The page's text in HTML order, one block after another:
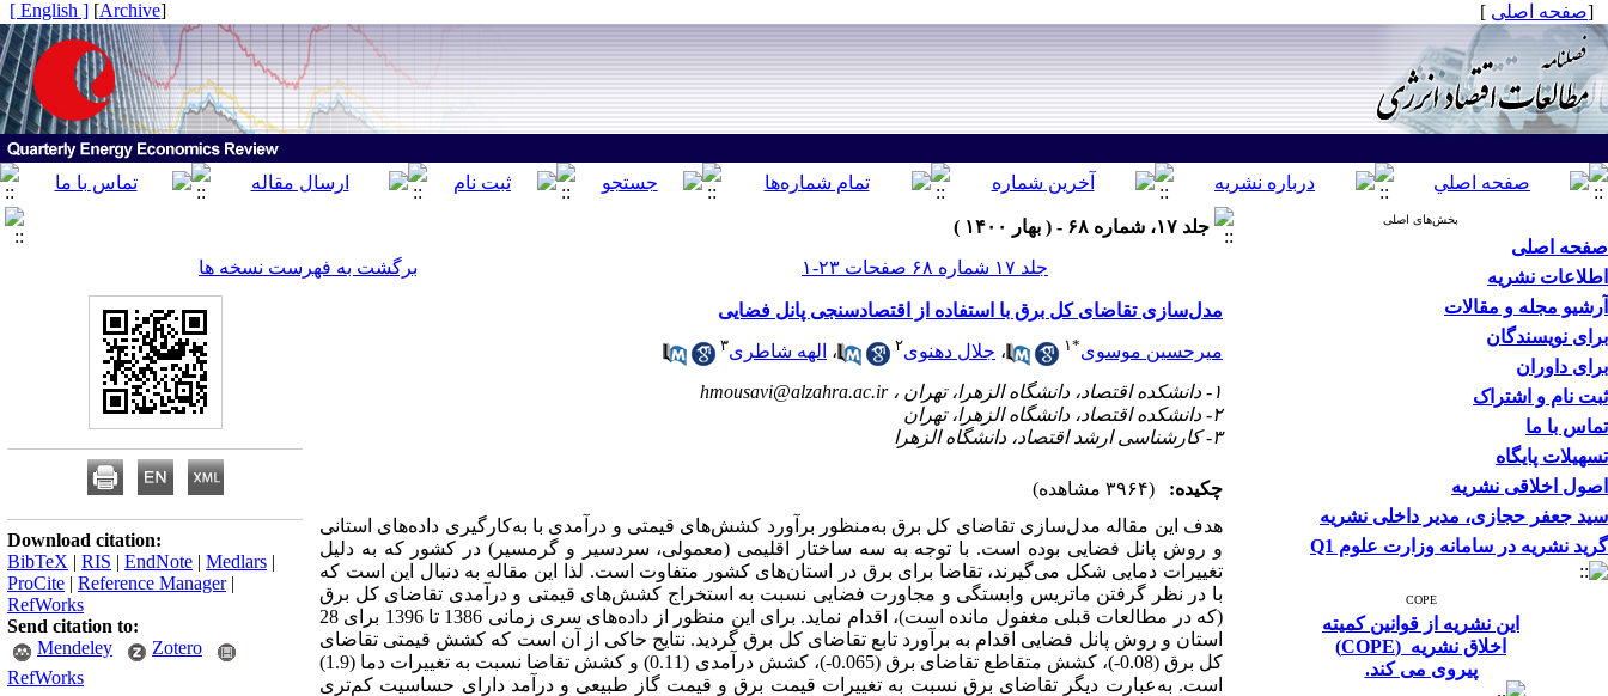
[صفحه اصلی ]
[
Archive
]
[ English ]
بخش‌های اصلی
صفحه اصلی
اطلاعات نشریه
آرشیو مجله و مقالات
برای نویسندگان
برای داوران
ثبت نام و اشتراک
تماس با ما
تسهیلات پایگاه
اصول اخلاقی نشریه
سید جعفر حجازی، مدیر داخلی نشریه
گرید نشریه در سامانه وزارت علوم Q1
COPE
این نشریه از قوانین کمیته
اخلاق نشریه (COPE)
پیروی می کند.
جلد ۱۷، شماره ۶۸ - ( بهار ۱۴۰۰ )
جلد ۱۷ شماره ۶۸ صفحات ۲۳-۱
برگشت به فهرست نسخه ها
مدل‌سازی تقاضای کل برق با استفاده از اقتصادسنجی پانل فضایی
میرحسین موسوی*۱ ، جلال دهنوی۲ ، الهه شاطری۳
۱- دانشکده اقتصاد، دانشگاه الزهرا، تهران ،
hmousavi@alzahra.ac.ir
۲- دانشکده اقتصاد، دانشگاه الزهرا، تهران
۳- کارشناسی ارشد اقتصاد، دانشگاه الزهرا
چکیده:
(۳۹۶۴ مشاهده)
هدف این مقاله مدل‌سازی تقاضای کل برق به‌منظور برآورد کشش‌های قیمتی و درآمدی با به‌کارگیری دادههای استانی
و روش پانل فضایی بوده است. با توجه به سه ساختار اقلیمی (معمولی، سردسیر و گرمسیر) در کشور که به دلیل
تغییرات دمایی شکل میگیرند، تقاضا برای برق در استانهای کشور متفاوت است. لذا این مقاله به دنبال این است که
با در نظر گرفتن ماتریس وابستگی و مجاورت فضایی نسبت به استخراج کششهای قیمتی و درآمدی تقاضای کل برق
(که در مطالعات قبلی مغفول مانده است)، اقدام نماید. برای این منظور از داده
های سری زمانی 1386 تا 1396 برای 28
استان و روش پانل فضایی اقدام به برآورد تابع تقاضای کل برق گردید. نتایج حاکی از آن است که کشش قیمتی تقاضای
کل برق (0.08-)، کشش متقاطع تقاضای برق (0.065-)، کشش درآمدی (0.11) و کشش تقاضا نسبت به تغییرات دما (1.9)
است. به‌عبارت دیگر تقاضای برق نسبت به تغییرات قیمت برق و قیمت گاز طبیعی و درآمد دارای حساسیت کم‌تری
Download citation:
BibTeX | RIS | EndNote | Medlars |
ProCite | Reference Manager|
RefWorks
Send citation to:
Mendeley
Zotero
RefWorks